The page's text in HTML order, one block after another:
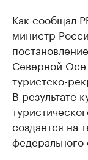
Как сообщал
министр
Северной
туристско-
В результате
создается на
федерального